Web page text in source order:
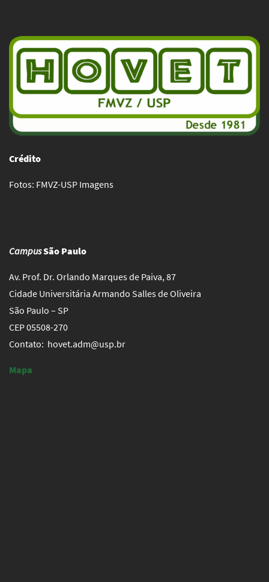
Crédito
Fotos: FMVZ-USP Imagens
CampusSão Paulo
Av. Prof. Dr. Orlando Marques de Paiva, 87
Cidade Universitária Armando Salles de Oliveira
São Paulo – SP
CEP 05508-270
Contato: hovet.adm@usp.br
Mapa